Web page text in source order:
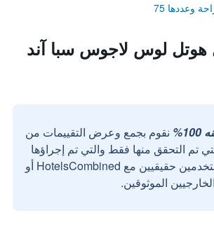
وعددها 75
هوتل لوس لاجوس سبا آند
نقوم بجمع وعرض التقييمات من
تم التحقق منها فقط والتي تم إجراؤها
بواسطة مستخدمين حقيقيين مع HotelsCombined أو
الموثوقين.